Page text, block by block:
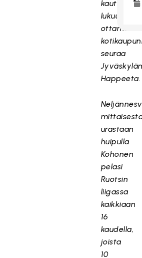
kautta
lukuun
ottamatta
seuraa
Jyväskylän
Happeeta.
urastaan
huipulla
Kohonen
pelasi
Ruotsin
liigassa
kaikkiaan
16
kaudella,
joista
10